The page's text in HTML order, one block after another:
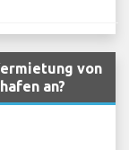
von
an?